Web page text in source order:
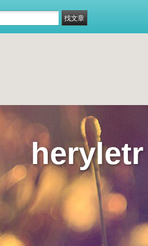
heryletr